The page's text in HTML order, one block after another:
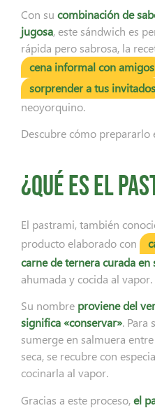
Con su combinación de
jugosa, este sándwich es
rápida pero sabrosa, la
cena informal con amigos
sorprender a tus invitados
neoyorquino.
Descubre cómo prepararlo
¿Qué es el
El pastrami, también
producto elaborado con
carne de ternera curada en
ahumada y cocida al vapor.
Su nombre proviene del
significa «conservar». Para
sumerge en salmuera
seca, se recubre con
cocinarla al vapor.
Gracias a este proceso,el